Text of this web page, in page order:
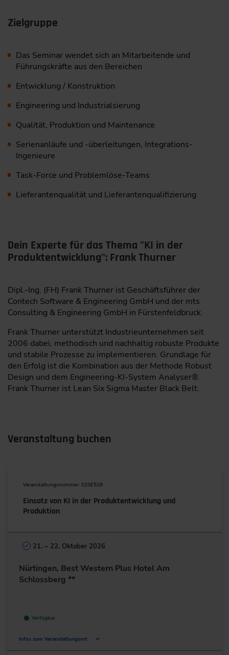
Zielgruppe
Das Seminar wendet sich an Mitarbeitende und
Führungskräfte aus den Bereichen
Entwicklung / Konstruktion
Engineering und Industrialsierung
Qualität, Produktion und Maintenance
Serienanläufe und -überleitungen, Integrations-
Ingenieure
Task-Force und Problemlöse-Teams
Lieferantenqualität und Lieferantenqualifizierung
Dein Experte für das Thema "KI in der
Produktentwicklung": Frank Thurner
Dipl.-Ing. (FH) Frank Thurner ist Geschäftsführer der
Contech Software & Engineering GmbH und der mts
Consulting & Engineering GmbH in Fürstenfeldbruck.
Frank Thurner unterstützt Industrieunternehmen seit
2006 dabei, methodisch und nachhaltig robuste Produkte
und stabile Prozesse zu implementieren. Grundlage für
den Erfolg ist die Kombination aus der Methode Robust
Design und dem Engineering-KI-System Analyser®.
Frank Thurner ist Lean Six Sigma Master Black Belt.
Veranstaltung buchen
Veranstaltungsnummer: 02SE528
Einsatz von KI in der Produktentwicklung und
Produktion
21. – 22. Oktober 2026
Nürtingen, Best Western Plus Hotel Am
Schlossberg **
Verfügbar
Infos zum Veranstaltungsort
Europastraße 13